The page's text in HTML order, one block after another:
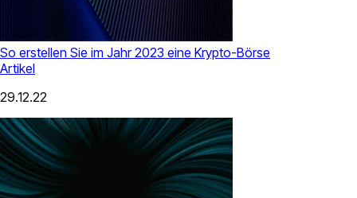
So erstellen Sie im Jahr 2023 eine Krypto-Börse
Artikel
29.12.22